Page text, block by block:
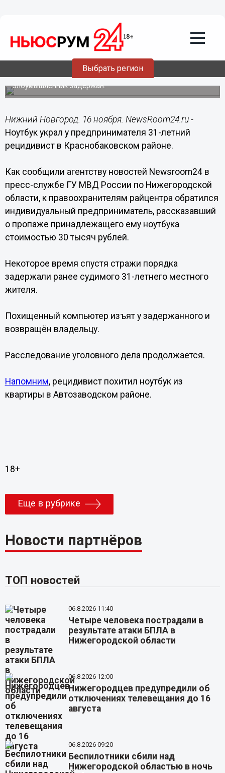
Выбрать регион
Ноутбук украл у предпринимателя 31-
летний рецидивист в Краснобаковском
Злоумышленник задержан.
Нижний Новгород. 16 ноября. NewsRoom24.ru -
Ноутбук украл у предпринимателя 31-летний
рецидивист в Краснобаковском районе.
Как сообщили агентству новостей Newsroom24 в
пресс-службе ГУ МВД России по Нижегородской
области, к правоохранителям райцентра обратился
индивидуальный предприниматель, рассказавший
о пропаже принадлежащего ему ноутбука
стоимостью 30 тысяч рублей.
Некоторое время спустя стражи порядка
задержали ранее судимого 31-летнего местного
жителя.
Похищенный компьютер изъят у задержанного и
возвращён владельцу.
Расследование уголовного дела продолжается.
Напомним, рецидивист похитил ноутбук из
квартиры в Автозаводском районе.
18+
Еще в рубрике
Новости партнёров
ТОП новостей
06.8.2026 11:40
Четыре человека пострадали в
результате атаки БПЛА в
Нижегородской области
06.8.2026 12:00
Нижегородцев предупредили об
отключениях телевещания до 16
августа
06.8.2026 09:20
Беспилотники сбили над
Нижегородской областью в ночь